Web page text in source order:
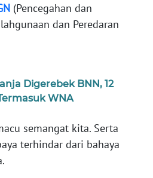
(Pencegahan dan
dan Peredaran
Digerebek BNN, 12
WNA
semangat kita. Serta
terhindar dari bahaya